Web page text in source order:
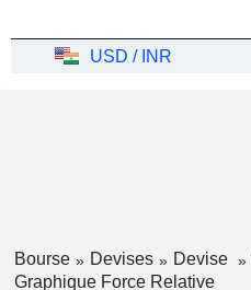
USD / INR
Bourse Devises Devise
Graphique Force Relative